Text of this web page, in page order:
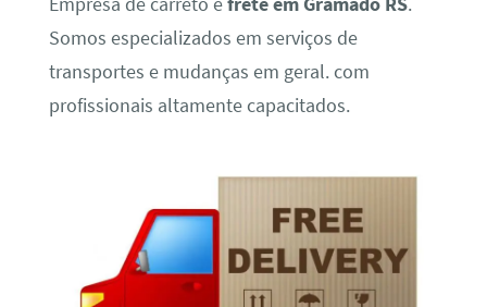
Somos especializados em serviços de
transportes e mudanças em geral. com
profissionais altamente capacitados.